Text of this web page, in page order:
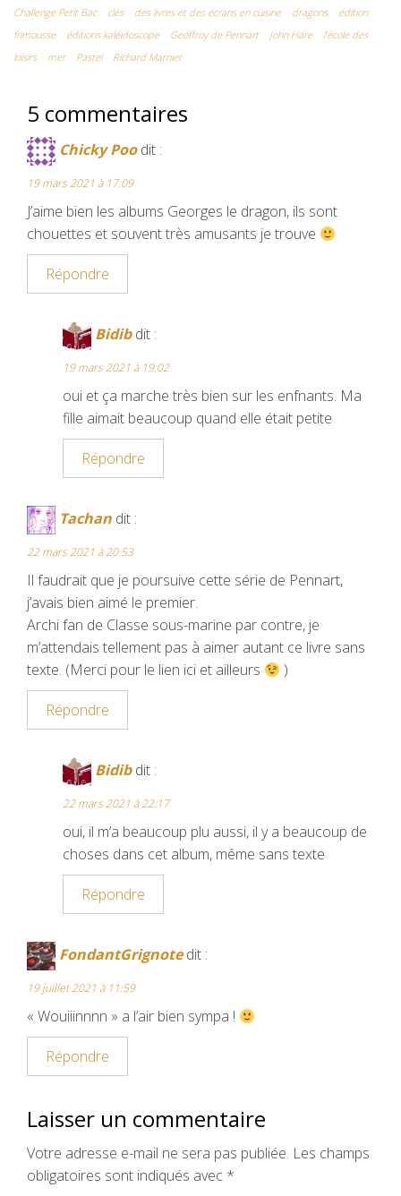
b
k
t
l
r
l
e
Challenge Petit Bac clés des livres et des écrans en cuisine dragons
édition
frimousse
éditions kaléidoscope Geoffroy de Pennart John Hare
l'école des
loisirs
mer Pastel Richard Marnier
5 commentaires
Chicky Poo dit :
19 mars 2021 à 17:09
J’aime bien les albums Georges le dragon, ils sont
chouettes et souvent très amusants je trouve
Répondre
Bidib dit :
19 mars 2021 à 19:02
oui et ça marche très bien sur les enfnants. Ma
fille aimait beaucoup quand elle était petite
Répondre
Tachan dit :
22 mars 2021 à 20:53
Il faudrait que je poursuive cette série de Pennart,
j’avais bien aimé le premier.
Archi fan de Classe sous-marine par contre, je
m’attendais tellement pas à aimer autant ce livre sans
texte. (Merci pour le lien ici et ailleurs
)
Répondre
Bidib dit :
22 mars 2021 à 22:17
oui, il m’a beaucoup plu aussi, il y a beaucoup de
choses dans cet album, même sans texte
Répondre
FondantGrignote dit :
19 juillet 2021 à 11:59
« Wouiiinnnn » a l’air bien sympa !
Répondre
Laisser un commentaire
Votre adresse e-mail ne sera pas publiée. Les champs
obligatoires sont indiqués avec *